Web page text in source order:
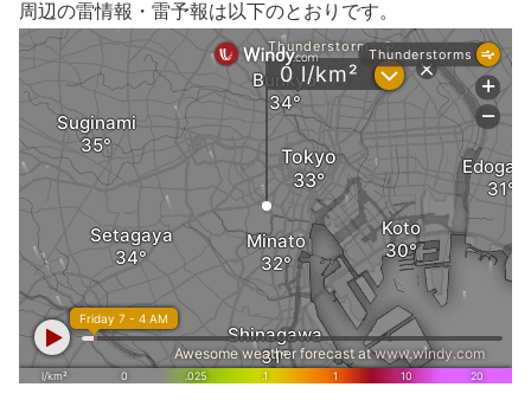
周辺の雷情報・雷予報は以下のとおりです。